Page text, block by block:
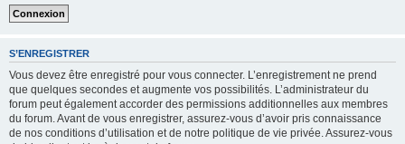
S’ENREGISTRER
Vous devez être enregistré pour vous connecter. L’enregistrement ne prend
que quelques secondes et augmente vos possibilités. L’administrateur du
forum peut également accorder des permissions additionnelles aux membres
du forum. Avant de vous enregistrer, assurez-vous d’avoir pris connaissance
de nos conditions d’utilisation et de notre politique de vie privée. Assurez-vous